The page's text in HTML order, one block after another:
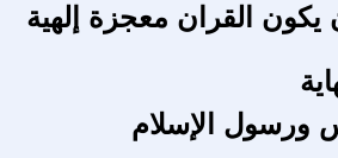
يكون القران معجزة إلهية
ورسول الإسلام